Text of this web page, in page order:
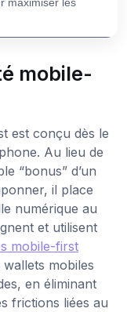
maximiser les
mobile-
est conçu dès le
Au lieu de
“bonus” d’un
il place
numérique au
et utilisent
mobile-first
mobiles
en éliminant
frictions liées au